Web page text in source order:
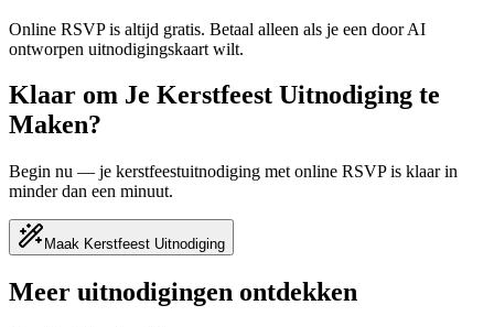
Online RSVP is altijd gratis. Betaal alleen als je een door AI
ontworpen uitnodigingskaart wilt.
Klaar om Je Kerstfeest Uitnodiging te
Maken?
Begin nu — je kerstfeestuitnodiging met online RSVP is klaar in
minder dan een minuut.
Maak Kerstfeest Uitnodiging
Meer uitnodigingen ontdekken